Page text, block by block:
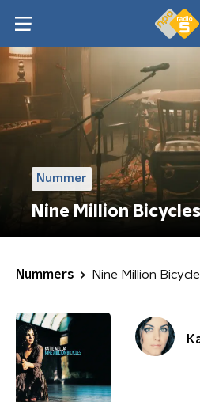
Nummer
Nine Million
Nummers Nine Million